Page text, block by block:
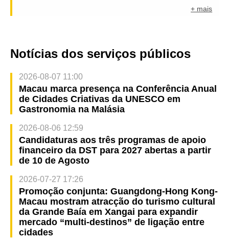
+ mais
Notícias dos serviços públicos
2026-08-07 11:00
Macau marca presença na Conferência Anual
de Cidades Criativas da UNESCO em
Gastronomia na Malásia
2026-08-06 12:59
Candidaturas aos três programas de apoio
financeiro da DST para 2027 abertas a partir
de 10 de Agosto
2026-07-27 17:26
Promoção conjunta: Guangdong-Hong Kong-
Macau mostram atracção do turismo cultural
da Grande Baía em Xangai para expandir
mercado “multi-destinos” de ligação entre
cidades